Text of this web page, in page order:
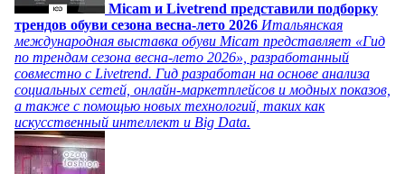
Micam и Livetrend представили подборку
трендов обуви сезона весна-лето 2026 Итальянская
международная выставка обуви Micam представляет «Гид
по трендам сезона весна-лето 2026», разработанный
совместно с Livetrend. Гид разработан на основе анализа
социальных сетей, онлайн-маркетплейсов и модных показов,
а также с помощью новых технологий, таких как
искусственный интеллект и Big Data.